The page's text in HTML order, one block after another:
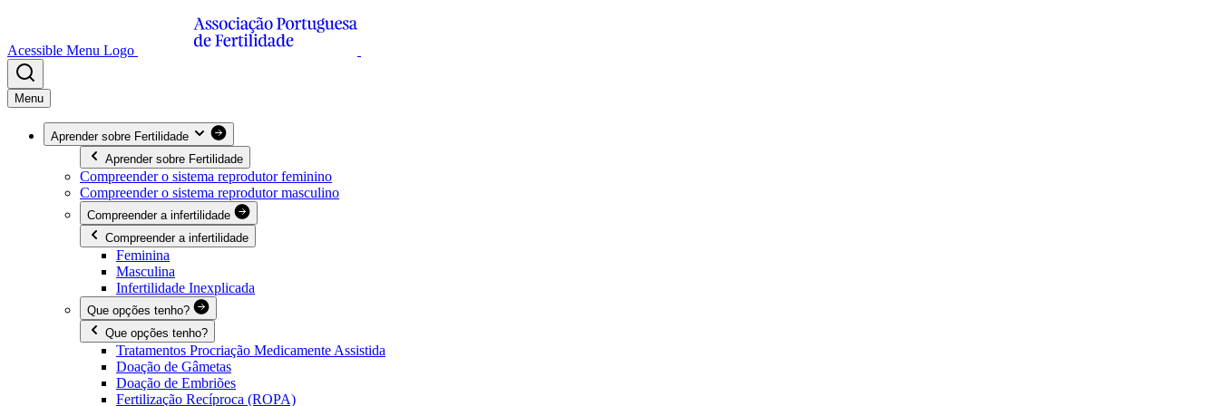
Acessible Menu Logo
Menu
Aprender sobre Fertilidade
Aprender sobre Fertilidade
Compreender o sistema reprodutor feminino
Compreender o sistema reprodutor masculino
Compreender a infertilidade
Compreender a infertilidade
Feminina
Masculina
Infertilidade Inexplicada
Que opções tenho?
Que opções tenho?
Tratamentos Procriação Medicamente Assistida
Doação de Gâmetas
Doação de Embriões
Fertilização Recíproca (ROPA)